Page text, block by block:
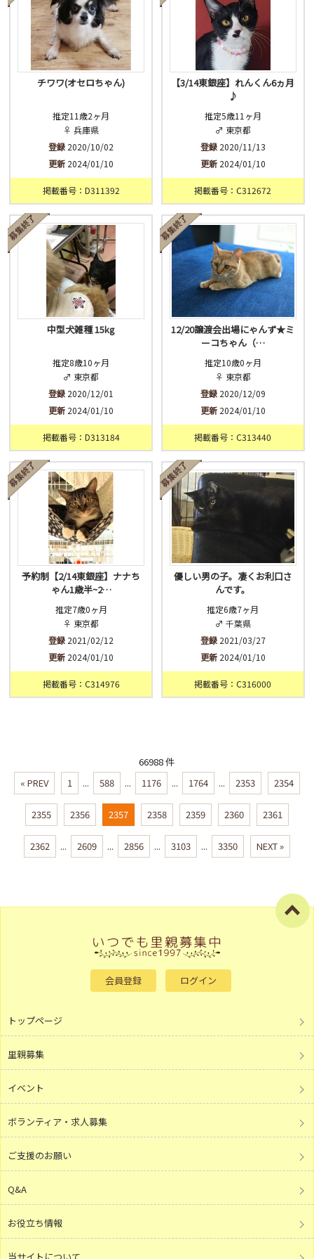
チワワ(オセロちゃん)
推定11歳2ヶ月
♀ 兵庫県
登録 2020/10/02
更新 2024/01/10
掲載番号：D311392
【3/14東銀座】れんくん6ヵ月
♪
推定5歳11ヶ月
♂ 東京都
登録2020/11/13
更新2024/01/10
掲載番号：C312672
中型犬雑種 15kg
推定8歳10ヶ月
♂ 東京都
登録 2020/12/01
更新 2024/01/10
掲載番号：D313184
12/20譲渡会出場にゃんず★ミ
ーコちゃん（…
推定10歳0ヶ月
♀ 東京都
登録2020/12/09
更新2024/01/10
掲載番号：C313440
予約制【2/14東銀座】ナナち
ゃん1歳半~2…
推定7歳0ヶ月
♀ 東京都
登録 2021/02/12
更新 2024/01/10
掲載番号：C314976
優しい男の子。凄くお利口さ
んです。
推定6歳7ヶ月
♂ 千葉県
登録2021/03/27
更新2024/01/10
掲載番号：C316000
66988 件
« PREV
1 ... 588 ... 1176 ... 1764 ... 2353 2354
2355 2356 2357 2358 2359 2360 2361
2362 ... 2609 ... 2856 ... 3103 ... 3350 NEXT »
会員登録 ログイン
トップページ
里親募集
イベント
ボランティア・求人募集
ご支援のお願い
Q&A
お役立ち情報